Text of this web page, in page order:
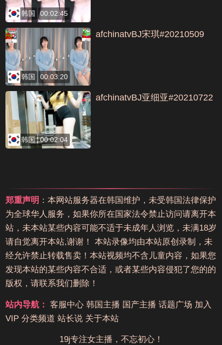
韩国 00:02:45
韩国 00:03:20
afchinatvBJ宋琪#20210509
韩国 00:02:04
afchinatvBJ亚细亚#20210722
郑重声明 ：本网站服务器在韩国维护，未受韩国法律保护
为全球华人服务，如果你所在国家法令禁止访问请离开本
站，未本站某些内容可能不适于未成年人浏览，未满18岁
请自觉离开本站,谢谢！ 本站录像均由本站原创录制，未
经允许禁止转载售卖！本站视频均不含儿童内容，如果您
发现本站的某些内容不合适，或者某些内容侵犯了您的的
版权，请联系我们删除！
站内导航： 客服中心 韩国主播 国产主播 话题广场 加入
VIP 分类频道 站长说 关于本站
19j专注女主播，不忘初心！